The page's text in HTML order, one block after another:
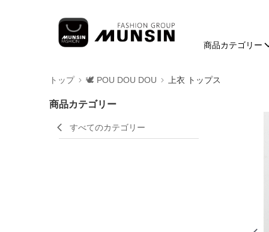
商品カテゴリー
トップ 🕊️ POU DOU DOU 上衣 トップス
商品カテゴリー
すべてのカテゴリー